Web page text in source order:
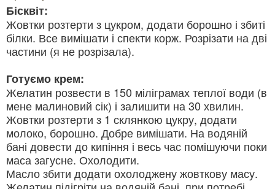
Бісквіт:
Жовтки розтерти з цукром, додати борошно і збиті
білки. Все вимішати і спекти корж. Розрізати на дві
частини (я не розрізала).
Готуємо крем:
Желатин розвести в 150 міліграмах теплої води (в
мене малиновий сік) і залишити на 30 хвилин.
Жовтки розтерти з 1 склянкою цукру, додати
молоко, борошно. Добре вимішати. На водяній
бані довести до кипіння і весь час помішуючи поки
маса загусне. Охолодити.
Масло збити додати охолоджену жовткову масу.